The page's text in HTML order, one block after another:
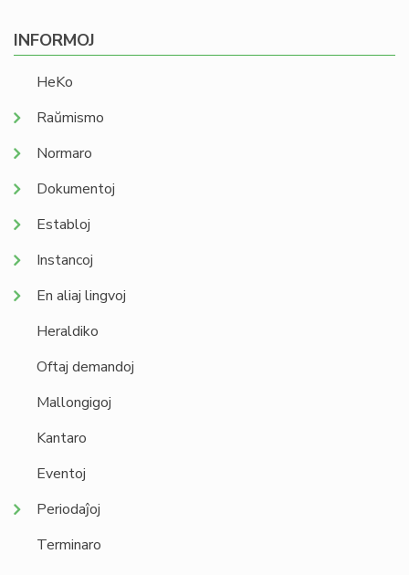
INFORMOJ
HeKo
Raŭmismo
Normaro
Dokumentoj
Establoj
Instancoj
En aliaj lingvoj
Heraldiko
Oftaj demandoj
Mallongigoj
Kantaro
Eventoj
Periodaĵoj
Terminaro